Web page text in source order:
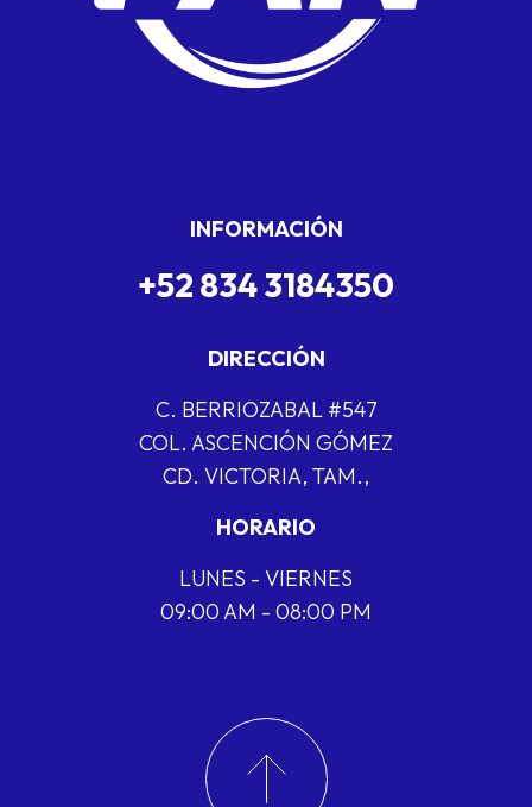
INFORMACIÓN
+52 834 3184350
DIRECCIÓN
C. BERRIOZABAL #547
COL. ASCENCIÓN GÓMEZ
CD. VICTORIA, TAM.,
HORARIO
LUNES - VIERNES
09:00 AM - 08:00 PM